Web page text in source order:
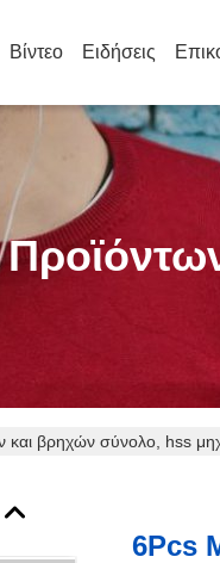
Βίντεο Ειδήσεις
βρηχών σύνολο, hss
6Pcs